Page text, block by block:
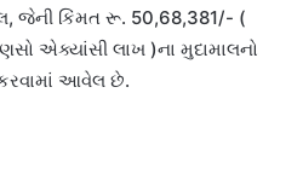
જેની કિંમત રૂ. 50,68,381/- (
એક્યાંસી લાખ )ના મુદામાલનો
કરવામાં આવેલ છે.